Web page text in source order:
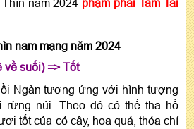
năm 2024 phạm phải Tam Tai
nam mạng năm 2024
suối) => Tốt
Ngàn tương ứng với hình tượng
núi. Theo đó có thể tha hồ
tốt của cỏ cây, hoa quả, thỏa chí